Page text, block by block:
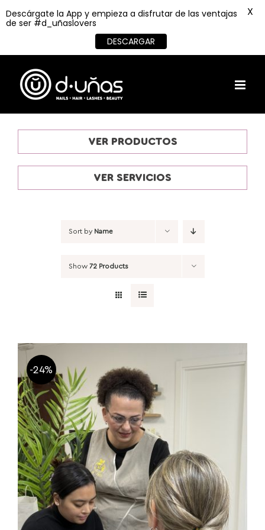
content
VER PRODUCTOS
VER SERVICIOS
Sort by Name
Show 72 Products
-24%
Descárgate la App y empieza a disfrutar de las ventajas
de ser #d_uñaslovers
DESCARGAR
X